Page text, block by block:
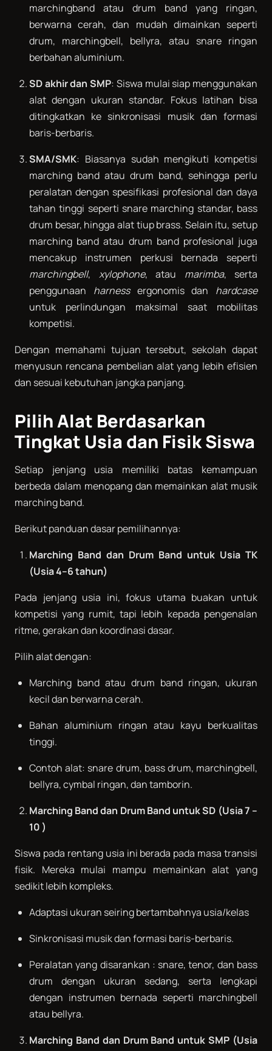
marchingband atau drum band yang ringan,
berwarna cerah, dan mudah dimainkan seperti
drum, marchingbell, bellyra, atau snare ringan
berbahan aluminium.
SD akhir dan SMP: Siswa mulai siap menggunakan
alat dengan ukuran standar. Fokus latihan bisa
ditingkatkan ke sinkronisasi musik dan formasi
baris-berbaris.
SMA/SMK: Biasanya sudah mengikuti kompetisi
marching band atau drum band, sehingga perlu
peralatan dengan spesifikasi profesional dan daya
tahan tinggi seperti snare marching standar, bass
drum besar, hingga alat tiup brass. Selain itu, setup
marching band atau drum band profesional juga
mencakup instrumen perkusi bernada seperti
marchingbell, xylophone, atau marimba, serta
penggunaan harnessergonomis dan hardcase
untuk perlindungan maksimal saat mobilitas
kompetisi.
Dengan memahami tujuan tersebut, sekolah dapat
menyusun rencana pembelian alat yang lebih efisien
dan sesuai kebutuhan jangka panjang.
Pilih Alat Berdasarkan
Tingkat Usia dan Fisik Siswa
Setiap jenjang usia memiliki batas kemampuan
berbeda dalam menopang dan memainkan alat musik
marching band.
Berikut panduan dasar pemilihannya:
Marching Band dan Drum Band untuk Usia TK
(Usia 4–6 tahun)
Pada jenjang usia ini, fokus utama buakan untuk
kompetisi yang rumit, tapi lebih kepada pengenalan
ritme, gerakan dan koordinasi dasar.
Pilih alat dengan:
Marching band atau drum band ringan, ukuran
kecil dan berwarna cerah.
Bahan aluminium ringan atau kayu berkualitas
tinggi.
Contoh alat: snare drum, bass drum, marchingbell,
bellyra, cymbal ringan, dan tamborin.
Marching Band dan Drum Band untuk SD (Usia 7 –
10 )
Siswa pada rentang usia ini berada pada masa transisi
fisik. Mereka mulai mampu memainkan alat yang
sedikit lebih kompleks.
Adaptasi ukuran seiring bertambahnya usia/kelas
Sinkronisasi musik dan formasi baris-berbaris.
Peralatan yang disarankan : snare, tenor, dan bass
drum dengan ukuran sedang, serta lengkapi
dengan instrumen bernada seperti marchingbell
atau bellyra.
Marching Band dan Drum Band untuk SMP (Usia